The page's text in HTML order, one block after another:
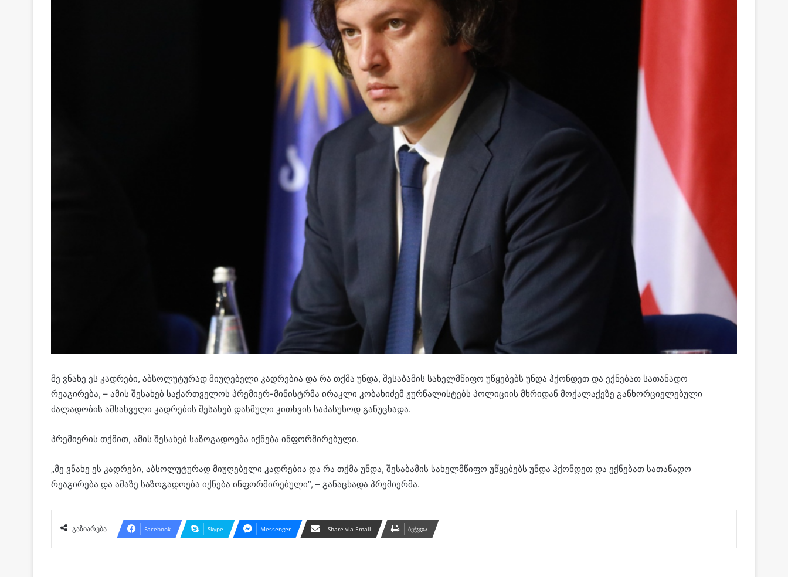
მე ვნახე ეს კადრები, აბსოლუტურად მიუღებელი კადრებია და რა თქმა უნდა, შესაბამის სახელმწიფო უწყებებს უნდა ჰქონდეთ და ექნებათ სათანადო
რეაგირება, – ამის შესახებ საქართველოს პრემიერ-მინისტრმა ირაკლი კობახიძემ ჟურნალისტებს პოლიციის მხრიდან მოქალაქეზე განხორციელებული
ძალადობის ამსახველი კადრების შესახებ დასმული კითხვის საპასუხოდ განუცხადა.
პრემიერის თქმით, ამის შესახებ საზოგადოება იქნება ინფორმირებული.
„მე ვნახე ეს კადრები, აბსოლუტურად მიუღებელი კადრებია და რა თქმა უნდა, შესაბამის სახელმწიფო უწყებებს უნდა ჰქონდეთ და ექნებათ სათანადო
რეაგირება და ამაზე საზოგადოება იქნება ინფორმირებული”, – განაცხადა პრემიერმა.
გაზიარება Facebook Skype Messenger Share via Email ბეჭვდა